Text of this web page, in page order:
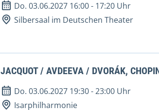
Do. 03.06.2027 16:00- 17:20 Uhr
Silbersaal im Deutschen Theater
JACQUOT / AVDEEVA / DVORÁK,
Do. 03.06.2027 19:30-23:00 Uhr
Isarphilharmonie